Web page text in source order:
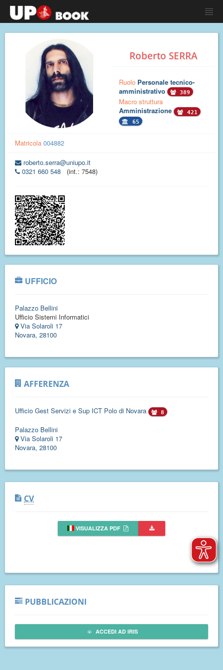
Roberto SERRA
Ruolo Personale tecnico-
amministrativo
389
Macro struttura
Amministrazione
421
65
Matricola 004882
roberto.serra@uniupo.it
0321 660 548
(int.: 7548)
UFFICIO
Palazzo Bellini
Ufficio Sistemi Informatici
Via Solaroli 17
Novara, 28100
AFFERENZA
Ufficio Gest Servizi e Sup ICT Polo di Novara 8
Palazzo Bellini
Via Solaroli 17
Novara, 28100
CV
VISUALIZZA PDF
PUBBLICAZIONI
ACCEDI AD IRIS